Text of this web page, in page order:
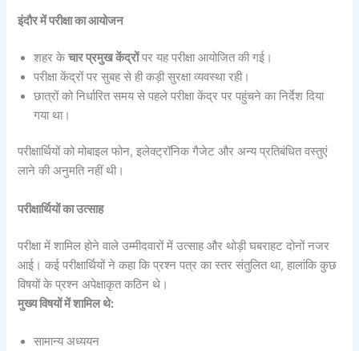
इंदौर में परीक्षा का आयोजन
शहर केचार प्रमुख केंद्रोंपर यह परीक्षा आयोजित की गई।
परीक्षा केंद्रों पर सुबह से ही कड़ी सुरक्षा व्यवस्था रही।
छात्रों को निर्धारित समय से पहले परीक्षा केंद्र पर पहुंचने का निर्देश दिया
गया था।
परीक्षार्थियों को मोबाइल फोन, इलेक्ट्रॉनिक गैजेट और अन्य प्रतिबंधित वस्तुएं
लाने की अनुमति नहीं थी।
परीक्षार्थियों का उत्साह
परीक्षा में शामिल होने वाले उम्मीदवारों में उत्साह और थोड़ी घबराहट दोनों नजर
आई। कई परीक्षार्थियों ने कहा कि प्रश्न पत्र का स्तर संतुलित था, हालांकि कुछ
विषयों के प्रश्न अपेक्षाकृत कठिन थे।
मुख्य विषयों में शामिल थे:
सामान्य अध्ययन